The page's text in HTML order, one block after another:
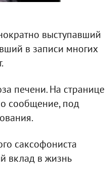
выступавший
в записи многих
печени. На странице
сообщение, под
саксофониста
вклад в жизнь